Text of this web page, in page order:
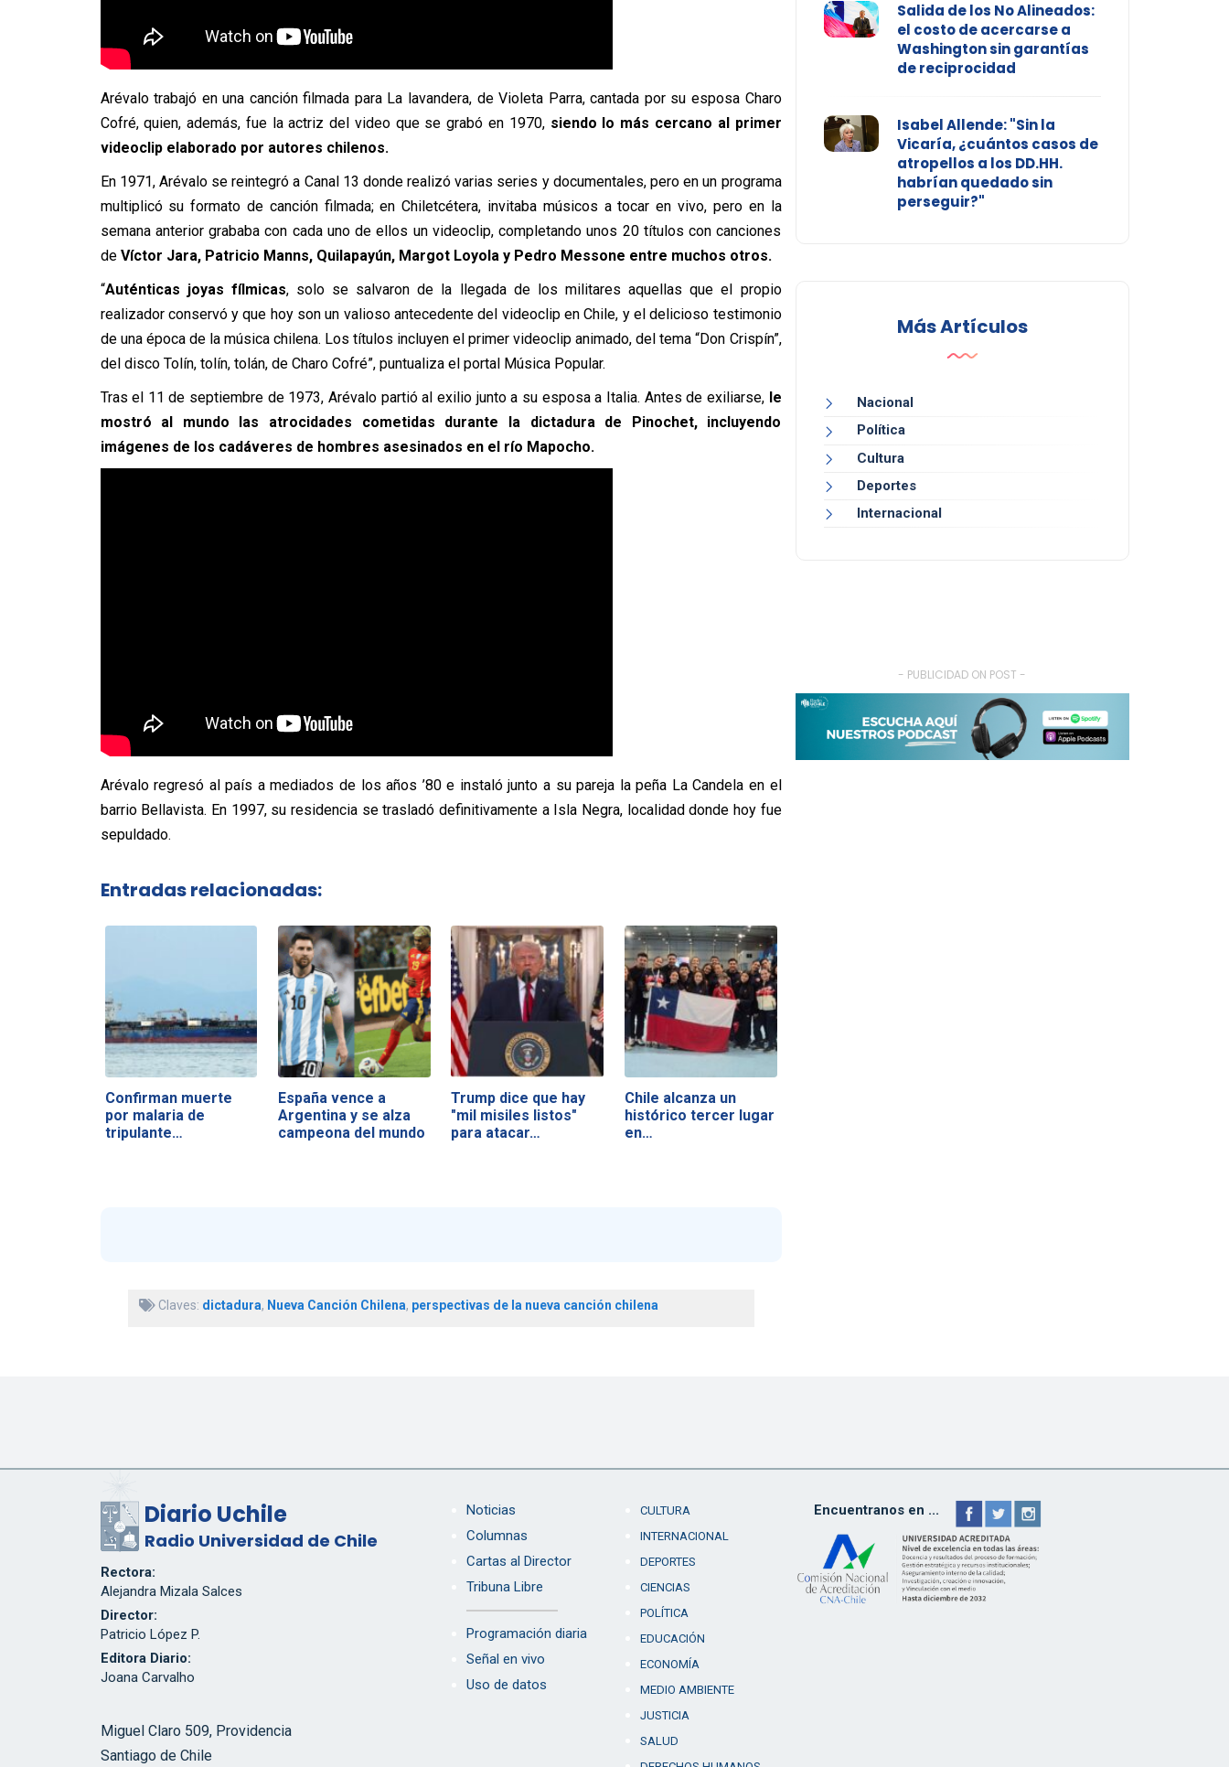
Arévalo trabajó en una canción filmada para La lavandera, de Violeta Parra, cantada por su esposa Charo
Cofré, quien, además, fue la actriz del video que se grabó en 1970, siendo lo más cercano al primer
videoclip elaborado por autores chilenos.
En 1971, Arévalo se reintegró a Canal 13 donde realizó varias series y documentales, pero en un programa
multiplicó su formato de canción filmada; en Chiletcétera, invitaba músicos a tocar en vivo, pero en la
semana anterior grababa con cada uno de ellos un videoclip, completando unos 20 títulos con canciones
de Víctor Jara, Patricio Manns, Quilapayún, Margot Loyola y Pedro Messone entre muchos otros.
“Auténticas joyas fílmicas, solo se salvaron de la llegada de los militares aquellas que el propio
realizador conservó y que hoy son un valioso antecedente del videoclip en Chile, y el delicioso testimonio
de una época de la música chilena. Los títulos incluyen el primer videoclip animado, del tema “Don Crispín”,
del disco Tolín, tolín, tolán, de Charo Cofré”, puntualiza el portal Música Popular.
Tras el 11 de septiembre de 1973, Arévalo partió al exilio junto a su esposa a Italia. Antes de exiliarse, le
mostró al mundo las atrocidades cometidas durante la dictadura de Pinochet, incluyendo
imágenes de los cadáveres de hombres asesinados en el río Mapocho.
Arévalo regresó al país a mediados de los años ’80 e instaló junto a su pareja la peña La Candela en el
barrio Bellavista. En 1997, su residencia se trasladó definitivamente a Isla Negra, localidad donde hoy fue
sepuldado.
Entradas relacionadas:
Confirman muerte
por malaria de
tripulante…
España vence a
Argentina y se alza
campeona del mundo
Trump dice que hay
"mil misiles listos"
para atacar…
Chile alcanza un
histórico tercer lugar
en…
Claves: dictadura, Nueva Canción Chilena, perspectivas de la nueva canción chilena
Salida de los No Alineados:
el costo de acercarse a
Washington sin garantías
de reciprocidad
Isabel Allende: "Sin la
Vicaría, ¿cuántos casos de
atropellos a los DD.HH.
habrían quedado sin
perseguir?"
Más Artículos
Nacional
Política
Cultura
Deportes
Internacional
- PUBLICIDAD ON POST -
Diario Uchile
Radio Universidad de Chile
Rectora:
Alejandra Mizala Salces
Director:
Patricio López P.
Editora Diario:
Joana Carvalho
Miguel Claro 509, Providencia
Santiago de Chile
Noticias
Columnas
Cartas al Director
Tribuna Libre
Programación diaria
Señal en vivo
Uso de datos
CULTURA
INTERNACIONAL
DEPORTES
CIENCIAS
POLÍTICA
EDUCACIÓN
ECONOMÍA
MEDIO AMBIENTE
JUSTICIA
SALUD
Encuentranos en ...